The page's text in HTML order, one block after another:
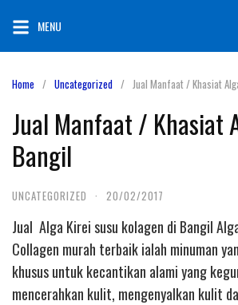
content
MENU
Home Uncategorized Jual Manfaat / Khasiat
Jual Manfaat / Khasiat
Bangil
UNCATEGORIZED · 20/02/2017
Jual Alga Kirei susu kolagen di Bangil
Collagen murah terbaik ialah minuman
khusus untuk kecantikan alami yang
mencerahkan kulit, mengenyalkan kulit